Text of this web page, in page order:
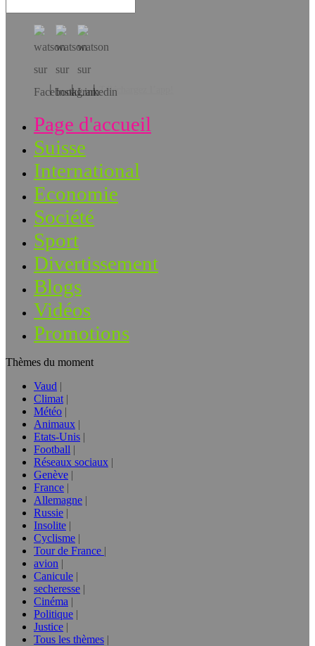
Téléchargez l’app!
Page d'accueil
Suisse
International
Economie
Société
Sport
Divertissement
Blogs
Vidéos
Promotions
Thèmes du moment
Vaud
Climat
Météo
Animaux
Etats-Unis
Football
Réseaux sociaux
Genève
France
Allemagne
Russie
Insolite
Cyclisme
Tour de France
avion
Canicule
secheresse
Cinéma
Politique
Justice
Tous les thèmes